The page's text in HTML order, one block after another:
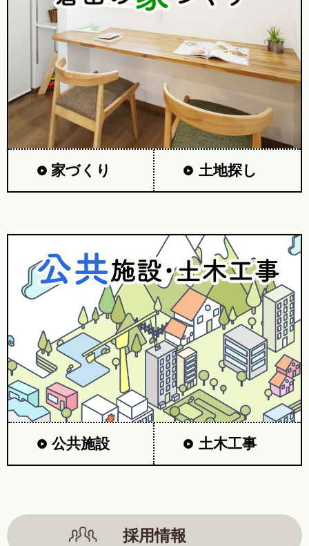
家づくり 土地探し
公共施設 土木工事
採用情報